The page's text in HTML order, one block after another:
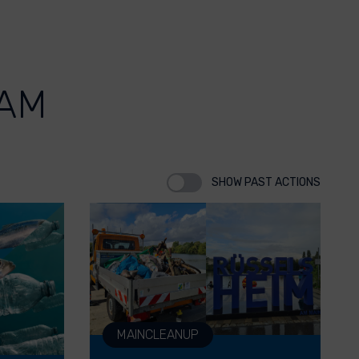
SHOW PAST ACTIONS
MAINCLEANUP